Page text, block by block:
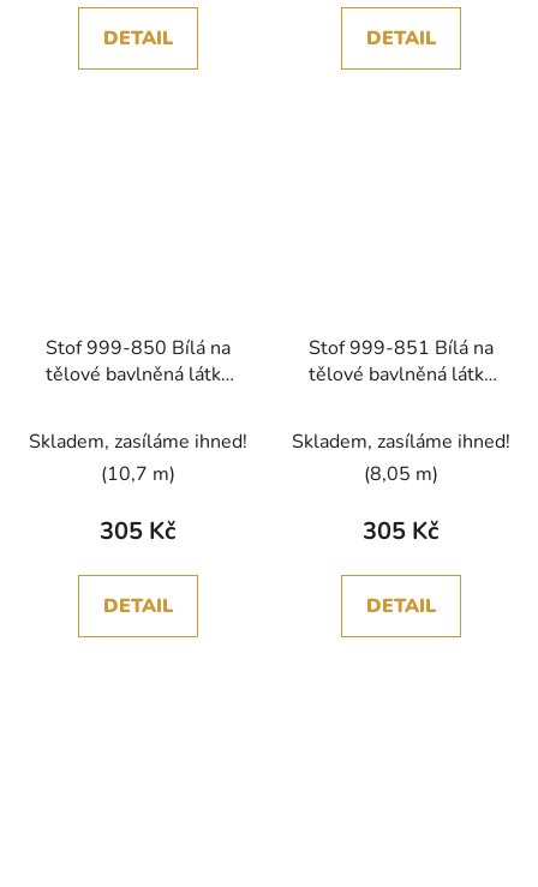
DETAIL DETAIL
Stof 999-850 Bílá na
tělové bavlněná látka
Skladem, zasíláme ihned!
(10,7 m)
305 Kč
DETAIL
Stof 999-851 Bílá na
tělové bavlněná látka
Skladem, zasíláme ihned!
(8,05 m)
305 Kč
DETAIL